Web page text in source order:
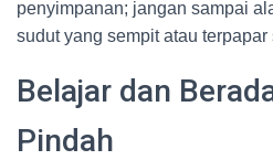
penyimpanan; jangan sampai
sudut yang sempit atau
Belajar dan
Pindah